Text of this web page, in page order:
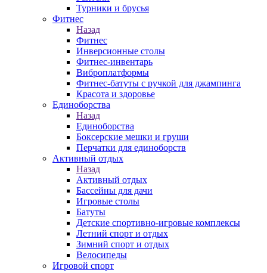
Турники и брусья
Фитнес
Назад
Фитнес
Инверсионные столы
Фитнес-инвентарь
Виброплатформы
Фитнес-батуты с ручкой для джампинга
Красота и здоровье
Единоборства
Назад
Единоборства
Боксерские мешки и груши
Перчатки для единоборств
Активный отдых
Назад
Активный отдых
Бассейны для дачи
Игровые столы
Батуты
Детские спортивно-игровые комплексы
Летний спорт и отдых
Зимний спорт и отдых
Велосипеды
Игровой спорт